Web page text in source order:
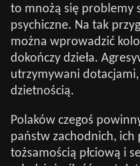
to mnożą się problemy
psychiczne. Na tak
można wprowadzić
dokończy dzieła.
utrzymywani
dzietnością.
Polaków czegoś
państw zachodnich, ich
tożsamością płciową i